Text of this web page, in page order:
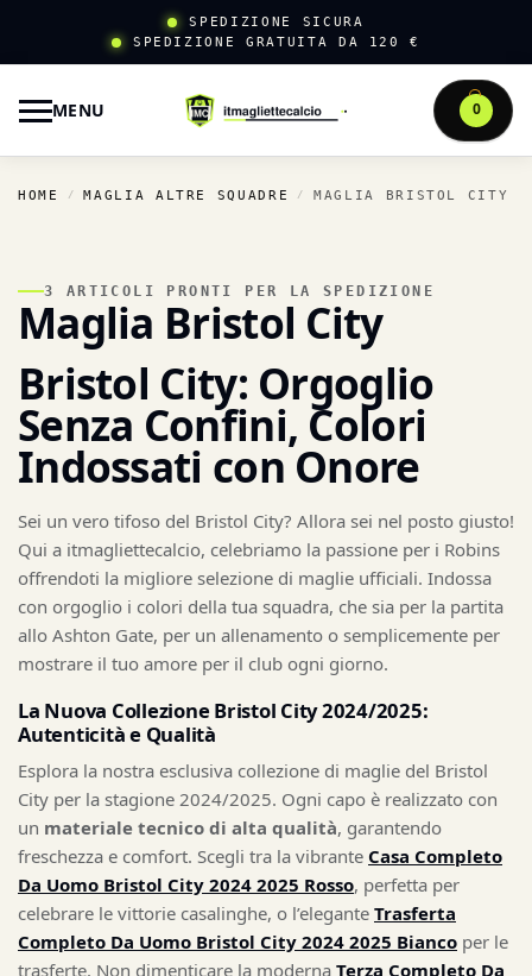
SPEDIZIONE SICURA
SPEDIZIONE GRATUITA DA 120 €
MENU 0
HOME / MAGLIA ALTRE SQUADRE / MAGLIA BRISTOL CITY
3 ARTICOLI PRONTI PER LA SPEDIZIONE
Maglia Bristol City
Bristol City: Orgoglio
Senza Confini, Colori
Indossati con Onore
Sei un vero tifoso del Bristol City? Allora sei nel posto giusto!
Qui a itmagliettecalcio, celebriamo la passione per i Robins
offrendoti la migliore selezione di maglie ufficiali. Indossa
con orgoglio i colori della tua squadra, che sia per la partita
allo Ashton Gate, per un allenamento o semplicemente per
mostrare il tuo amore per il club ogni giorno.
La Nuova Collezione Bristol City 2024/2025:
Autenticità e Qualità
Esplora la nostra esclusiva collezione di maglie del Bristol
City per la stagione 2024/2025. Ogni capo è realizzato con
un materiale tecnico di alta qualità, garantendo
freschezza e comfort. Scegli tra la vibrante Casa Completo
Da Uomo Bristol City 2024 2025 Rosso, perfetta per
celebrare le vittorie casalinghe, o l’elegante Trasferta
Completo Da Uomo Bristol City 2024 2025 Bianco per le
trasferte. Non dimenticare la moderna Terza Completo Da